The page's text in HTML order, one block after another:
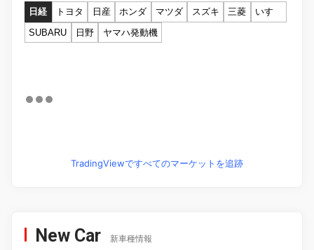
日経 トヨタ 日産 ホンダ マツダ スズキ 三菱
いすゞ
SUBARU
日野 ヤマハ発動機
TradingViewですべてのマーケットを追跡
New Car 新車種情報